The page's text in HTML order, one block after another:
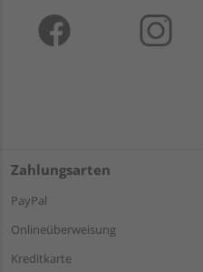
Zahlungsarten
PayPal
Onlineüberweisung
Kreditkarte